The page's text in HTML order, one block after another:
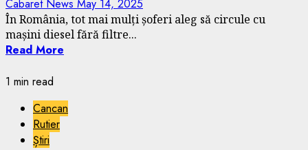
Cabaret News May 14, 2025
În România, tot mai mulți șoferi aleg să circule cu
mașini diesel fără filtre...
Read More
1 min read
Cancan
Rutier
Știri